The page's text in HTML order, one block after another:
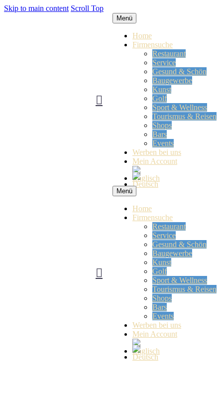
Skip to main content Scroll Top
Menü
Home
Firmensuche
Restaurant
Service
Gesund & Schön
Baugewerbe
Kunst
Golf
Sport & Wellness
Tourismus & Reisen
Shops
Bars
Events
Werben bei uns
Mein Account
Menü
Home
Firmensuche
Restaurant
Service
Gesund & Schön
Baugewerbe
Kunst
Golf
Sport & Wellness
Tourismus & Reisen
Shops
Bars
Events
Werben bei uns
Mein Account